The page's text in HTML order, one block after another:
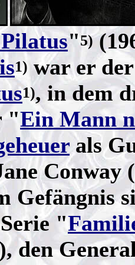
"5)
1) war er
1), in dem
"Ein Mann
als
Conway (
Gefängnis
"
den